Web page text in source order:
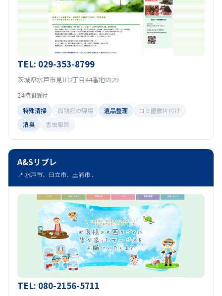
TEL: 029-353-8799
茨城県水戸市見川2丁目44番地の29
24時間受付
特殊清掃
孤独死の現場 遺品整理
ゴミ屋敷片付け
消臭
害虫駆除
A&Sリブレ
📍 水戸市、日立市、土浦市...
TEL: 080-2156-5711